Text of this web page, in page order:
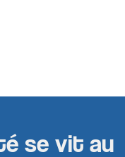
se vit au